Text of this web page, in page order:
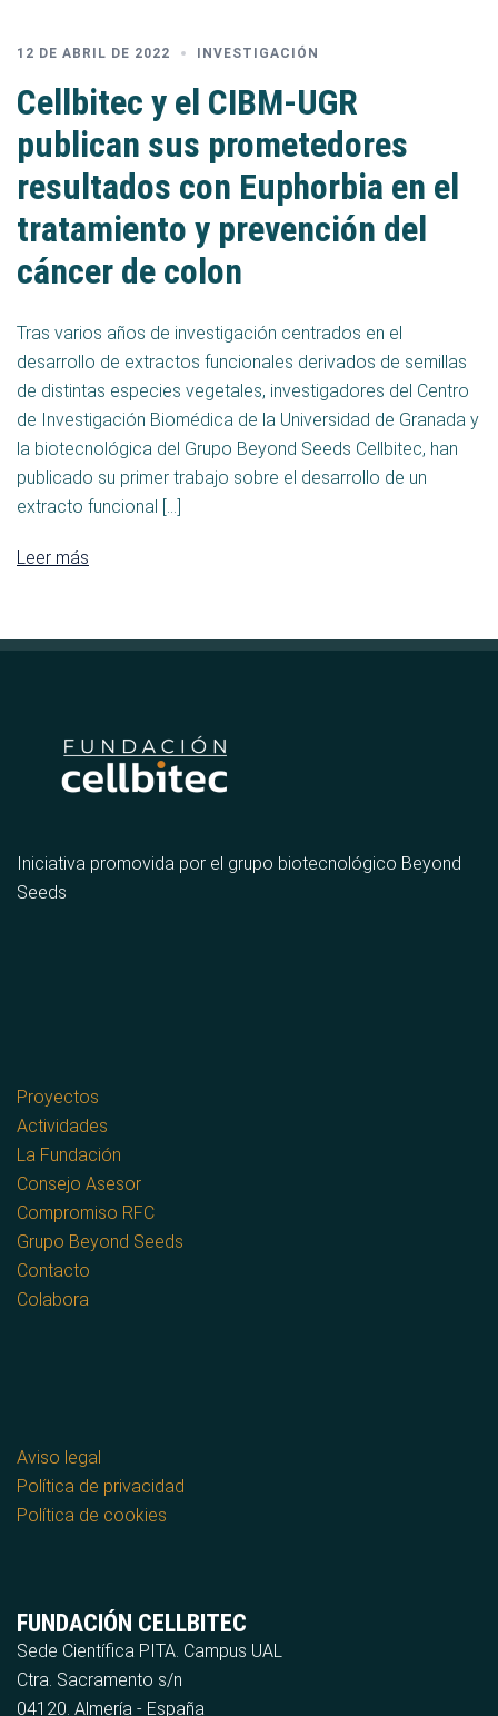
12 DE ABRIL DE 2022 INVESTIGACIÓN
Cellbitec y el CIBM-UGR
publican sus prometedores
resultados con Euphorbia en el
tratamiento y prevención del
cáncer de colon
Tras varios años de investigación centrados en el
desarrollo de extractos funcionales derivados de semillas
de distintas especies vegetales, investigadores del Centro
de Investigación Biomédica de la Universidad de Granada y
la biotecnológica del Grupo Beyond Seeds Cellbitec, han
publicado su primer trabajo sobre el desarrollo de un
extracto funcional […]
Leer más
Iniciativa promovida por el grupo biotecnológico Beyond
Seeds
Proyectos
Actividades
La Fundación
Consejo Asesor
Compromiso RFC
Grupo Beyond Seeds
Contacto
Colabora
Aviso legal
Política de privacidad
Política de cookies
FUNDACIÓN CELLBITEC
Sede Científica PITA. Campus UAL
Ctra. Sacramento s/n
04120. Almería - España